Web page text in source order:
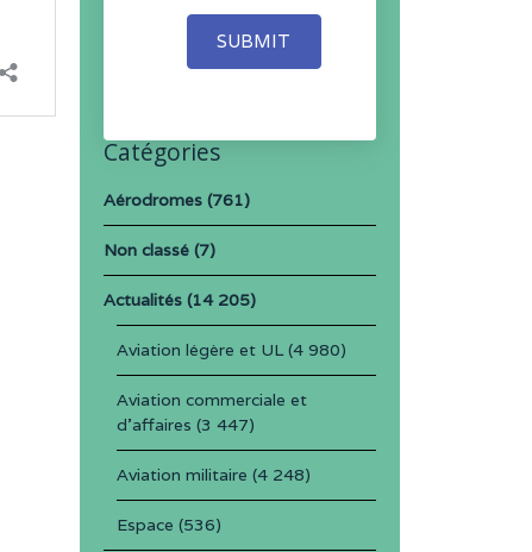
SUBMIT
Catégories
Aérodromes(761)
Non classé(7)
Actualités(14 205)
Aviation légère et UL(4 980)
Aviation commerciale et
d'affaires (3 447)
Aviation militaire (4 248)
Espace (536)